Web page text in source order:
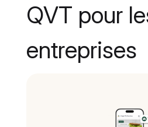
QVT pour
entreprises